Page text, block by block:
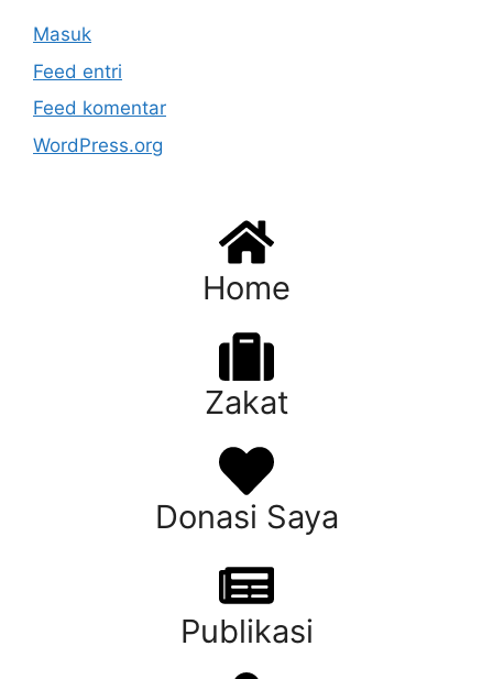
Masuk
Feed entri
Feed komentar
WordPress.org
Home
Zakat
Donasi Saya
Publikasi